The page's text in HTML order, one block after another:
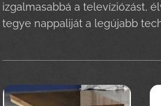
izgalmasabbá a televíziózást,
tegye nappaliját a legújabb